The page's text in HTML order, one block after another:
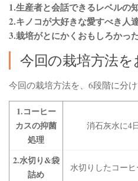
1.生産者と会話できるレベルの
2.キノコが大好きな愛すべき人
3.栽培がとにかくおもしろかっ
今回の栽培方法
今回の栽培方法を、6段階に分
1.コーヒー
カスの抑菌
処理
消石灰水に4
2.水切り&袋
詰め
水切りしたコーヒ